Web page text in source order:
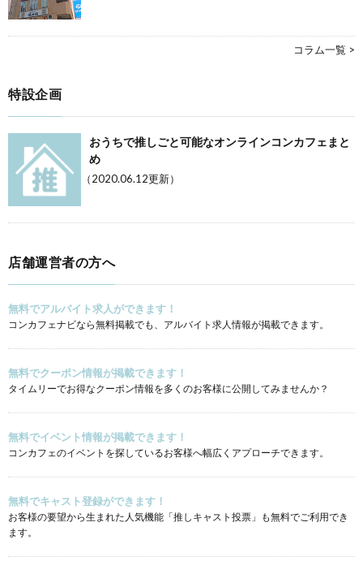
コラム一覧 >
特設企画
おうちで推しごと可能なオンラインコンカフェまと
め
（2020.06.12更新）
店舗運営者の方へ
無料でアルバイト求人ができます！
コンカフェナビなら無料掲載でも、アルバイト求人情報が掲載できます。
無料でクーポン情報が掲載できます！
タイムリーでお得なクーポン情報を多くのお客様に公開してみませんか？
無料でイベント情報が掲載できます！
コンカフェのイベントを探しているお客様へ幅広くアプローチできます。
無料でキャスト登録ができます！
お客様の要望から生まれた人気機能「推しキャスト投票」も無料でご利用でき
ます。